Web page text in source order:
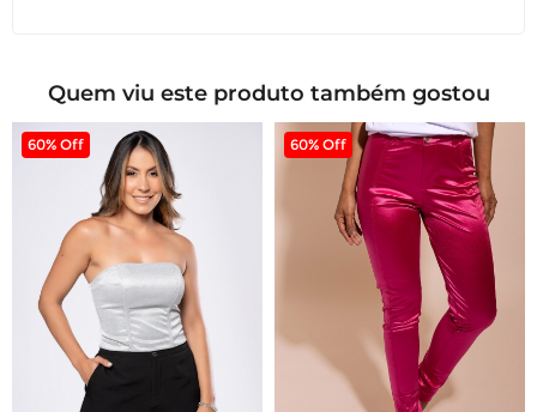
Quem viu este produto também gostou
60% Off 60% Off